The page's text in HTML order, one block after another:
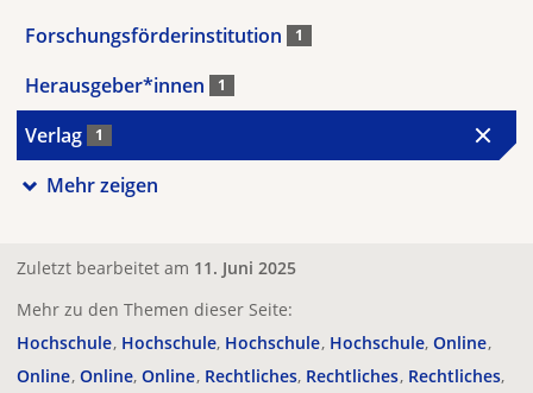
Forschungsförderinstitution 1
Herausgeber*innen 1
Verlag 1
Mehr zeigen
Zuletzt bearbeitet am 11. Juni 2025
Mehr zu den Themen dieser Seite:
Hochschule Hochschule Hochschule Hochschule Online
Online Online Online Rechtliches Rechtliches Rechtliches